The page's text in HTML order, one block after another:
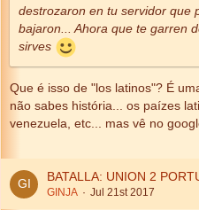
destrozaron en tu servidor que
bajaron... Ahora que te garren
sirves
Que é isso de "los latinos"? É
não sabes história... os paízes
venezuela, etc... mas vê no
BATALLA: UNION 2
GINJA Jul 21st 2017